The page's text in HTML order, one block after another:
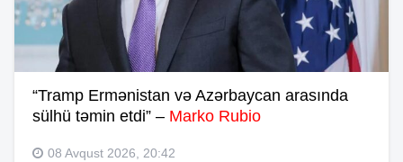
“Tramp Ermənistan və Azərbaycan arasında
sülhü təmin etdi” – Marko Rubio
08 Avqust 2026, 20:42